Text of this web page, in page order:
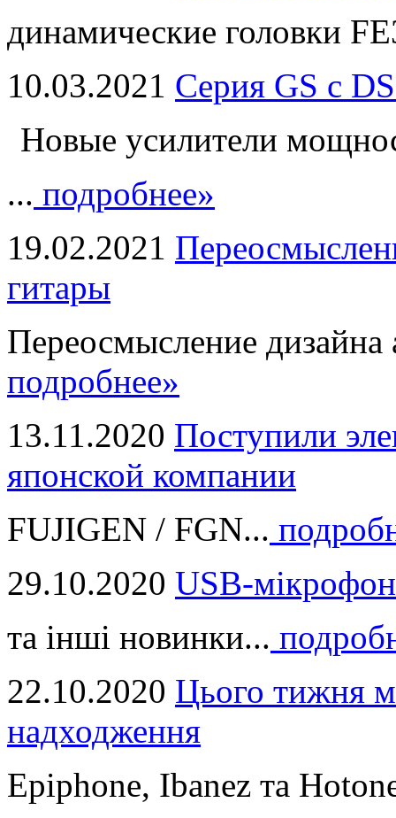
динамические головки
10.03.2021 Серия GS с
Новые усилители
... подробнее»
19.02.2021
гитары
Переосмысление дизайна
подробнее»
13.11.2020 Поступили
японской компании
FUJIGEN / FGN...
29.10.2020 USB-
та інші новинки...
22.10.2020 Цього тижня
надходження
Epiphone, Ibanez та